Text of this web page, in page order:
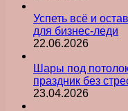
Успеть всё и
для бизнес-леди
22.06.2026
Шары под
праздник без
23.04.2026